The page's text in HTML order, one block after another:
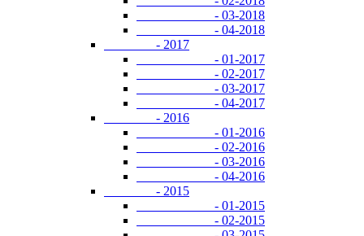
- 03-2018
- 04-2018
- 2017
- 01-2017
- 02-2017
- 03-2017
- 04-2017
- 2016
- 01-2016
- 02-2016
- 03-2016
- 04-2016
- 2015
- 01-2015
- 02-2015